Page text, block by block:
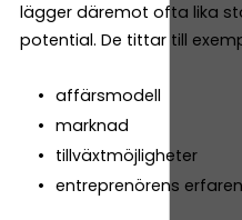
lägger däremot ofta lika
potential. De tittar till
affärsmodell
marknad
tillväxtmöjligheter
entreprenörens